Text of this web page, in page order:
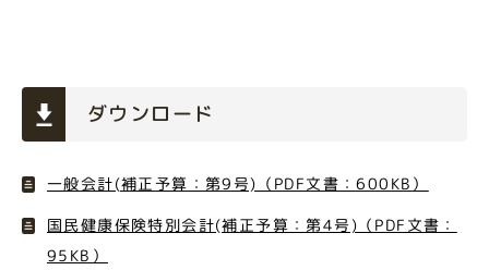
ダウンロード
一般会計(補正予算：第9号)（PDF文書：600KB）
国民健康保険特別会計(補正予算：第4号)（PDF文書：
95KB）